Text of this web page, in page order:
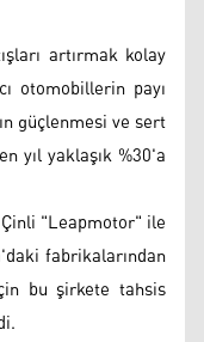
artırmak kolay
otomobillerin payı
güçlenmesi ve sert
yıl yaklaşık %30'a
"Leapmotor" ile
fabrikalarından
bu şirkete tahsis